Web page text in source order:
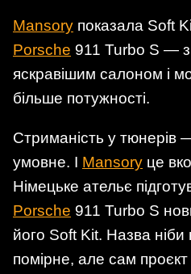
Mansory показала Soft
Porsche 911 Turbo S —
яскравішим салоном і
більше потужності.
Стриманість у тюнерів
умовне. І Mansory це
Німецьке ательє
Porsche 911 Turbo S
його Soft Kit. Назва
помірне, але сам